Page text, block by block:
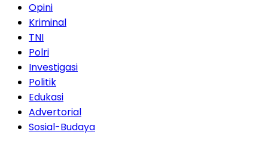
Opini
Kriminal
TNI
Polri
Investigasi
Politik
Edukasi
Advertorial
Sosial-Budaya